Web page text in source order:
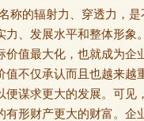
的辐射力、穿透力，是
、发展水平和整体形象
值最大化，也就成为企
不仅承认而且也越来越
谋求更大的发展。可见
形财产更大的财富。企